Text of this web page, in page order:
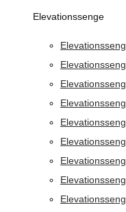
Elevationssenge